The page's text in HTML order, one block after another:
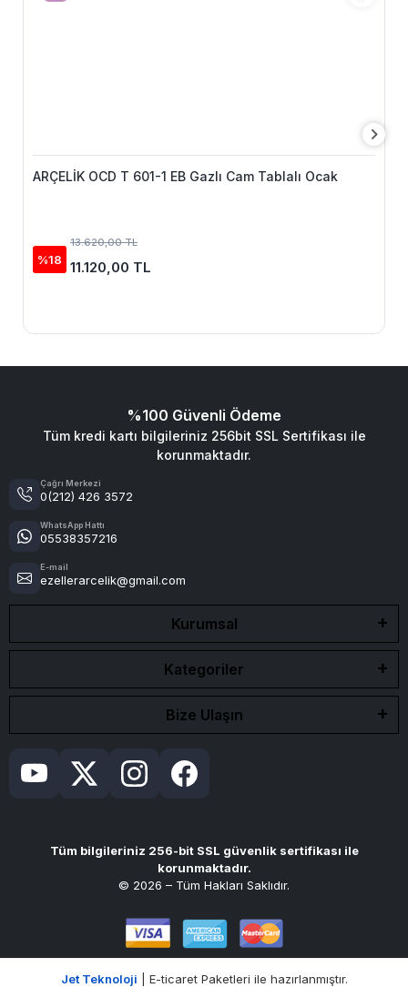
ARÇELİK OCD T 601-1 EB Gazlı Cam Tablalı Ocak
%18
13.620,00 TL
11.120,00 TL
%100 Güvenli Ödeme
Tüm kredi kartı bilgileriniz 256bit SSL Sertifikası ile
korunmaktadır.
Çağrı Merkezi
0(212) 426 3572
WhatsApp Hattı
05538357216
E-mail
ezellerarcelik@gmail.com
Kurumsal
Kategoriler
Bize Ulaşın
Tüm bilgileriniz 256-bit SSL güvenlik sertifikası ile
korunmaktadır.
© 2026 – Tüm Hakları Saklıdır.
Jet Teknoloji | E-ticaret Paketleri ile hazırlanmıştır.